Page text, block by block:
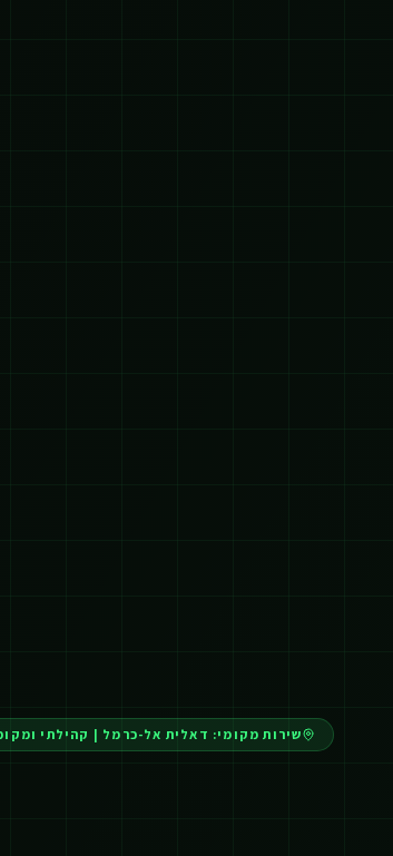
שירות מקומי: דאלית אל-כרמל | קהילתי